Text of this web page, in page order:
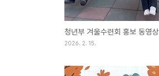
청년부 겨울수련회 홍보 동영상
2026. 2. 15.